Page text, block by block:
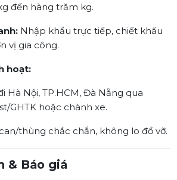
đến hàng trăm kg.
Nhập khẩu trực tiếp, chiết khấu
vị gia công.
hoạt:
Hà Nội, TP.HCM, Đà Nẵng qua
GHTK hoặc chành xe.
thùng chắc chắn, không lo đổ vỡ.
& Báo giá